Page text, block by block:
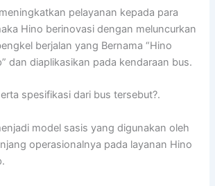
pelayanan kepada para
Hino berinovasi dengan meluncurkan
berjalan yang Bernama “Hino
dan diaplikasikan pada kendaraan bus.
spesifikasi dari bus tersebut?.
model sasis yang digunakan oleh
operasionalnya pada layanan Hino